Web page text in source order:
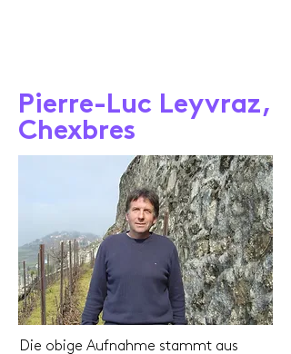
Pierre-Luc Leyvraz,
Chexbres
Die obige Aufnahme stammt aus